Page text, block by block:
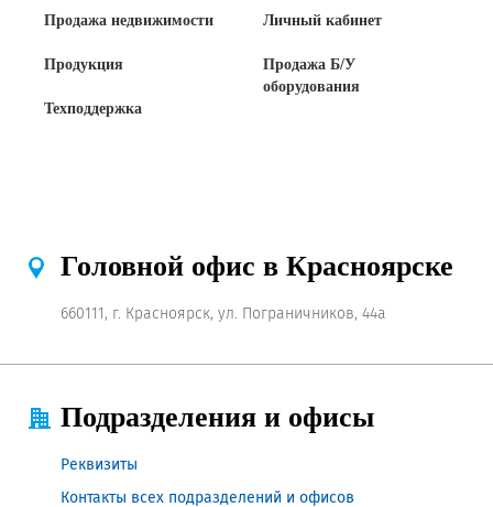
Продажа недвижимости
Продукция
Техподдержка
Личный кабинет
Продажа Б/У
оборудования
Головной офис в Красноярске
660111, г. Красноярск, ул. Пограничников, 44а
Подразделения и офисы
Реквизиты
Контакты всех подразделений и офисов